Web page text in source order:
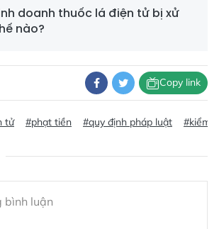
doanh thuốc lá điện tử bị xử
nào?
Copy link
tử #phạt tiền #quy định pháp luật #kiểm